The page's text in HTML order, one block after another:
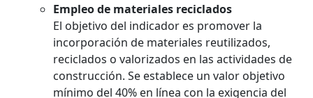
Empleo de materiales reciclados
El objetivo del indicador es promover la
incorporación de materiales reutilizados,
reciclados o valorizados en las actividades de
construcción. Se establece un valor objetivo
mínimo del 40% en línea con la exigencia del